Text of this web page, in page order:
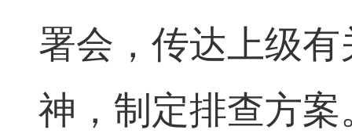
署会，传达上级
神，制定排查方